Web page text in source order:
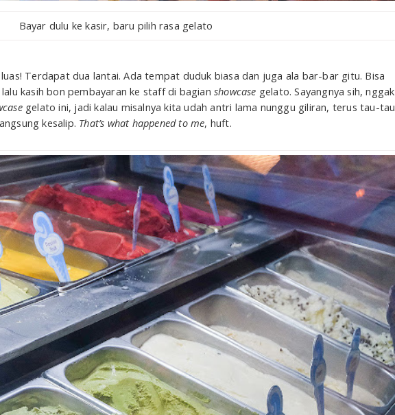
Bayar dulu ke kasir, baru pilih rasa gelato
Terdapat dua lantai. Ada tempat duduk biasa dan juga ala bar-bar gitu. Bisa
kasih bon pembayaran ke staff di bagianshowcase gelato. Sayangnya sih, nggak
gelato ini, jadi kalau misalnya kita udah antri lama nunggu giliran, terus tau-tau
kesalip. That’s what happened to me, huft.